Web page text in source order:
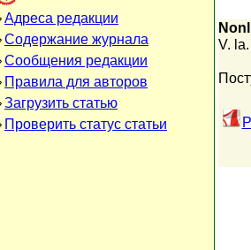
Адреса редакции
Содержание журнала
Сообщения редакции
Правила для авторов
Загрузить статью
Проверить статус статьи
V.